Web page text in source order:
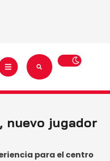
nuevo jugador
para el centro